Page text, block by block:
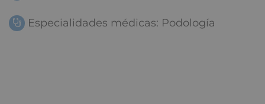
Especialidades médicas: Podología